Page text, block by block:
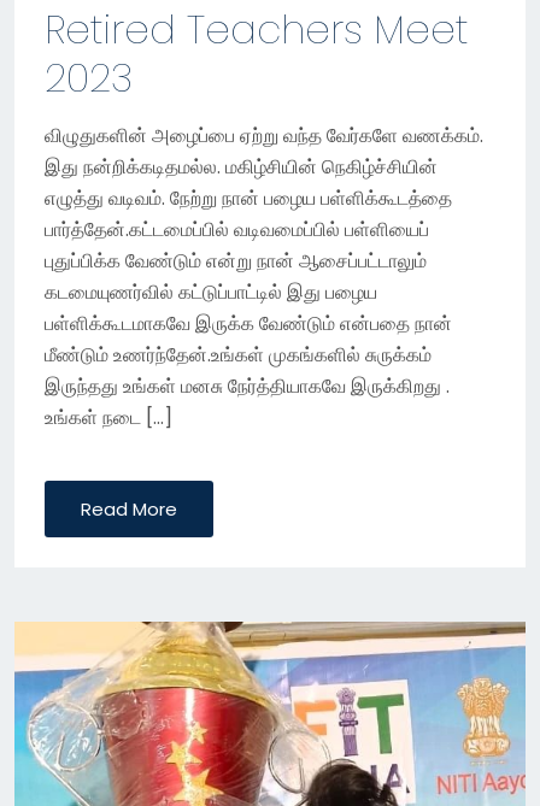
O
N
Retired Teachers Meet
2023
விழுதுகளின் அழைப்பை ஏற்று வந்த வேர்களே வணக்கம்.
இது நன்றிக்கடிதமல்ல. மகிழ்சியின் நெகிழ்ச்சியின்
எழுத்து வடிவம். நேற்று நான் பழைய பள்ளிக்கூடத்தை
பார்த்தேன்.கட்டமைப்பில் வடிவமைப்பில் பள்ளியைப்
புதுப்பிக்க வேண்டும் என்று நான் ஆசைப்பட்டாலும்
கடமையுணர்வில் கட்டுப்பாட்டில் இது பழைய
பள்ளிக்கூடமாகவே இருக்க வேண்டும் என்பதை நான்
மீண்டும் உணர்ந்தேன்.உங்கள் முகங்களில் சுருக்கம்
இருந்தது உங்கள் மனசு நேர்த்தியாகவே இருக்கிறது .
உங்கள் நடை […]
Read More